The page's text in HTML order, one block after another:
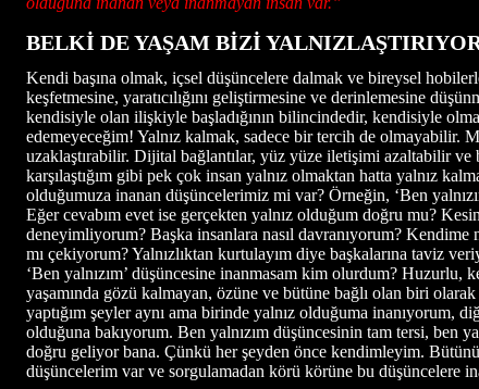
BELKİ DE YAŞAM BİZİ
Kendi başına olmak, içsel düşüncelere dalmak ve bireysel
keşfetmesine, yaratıcılığını geliştirmesine ve derinlemesine
kendisiyle olan ilişkiyle başladığının bilincindedir, kendisiyle
edemeyeceğim! Yalnız kalmak, sadece bir tercih de olmayabilir.
uzaklaştırabilir. Dijital bağlantılar, yüz yüze iletişimi azaltabilir
karşılaştığım gibi pek çok insan yalnız olmaktan hatta yalnız
olduğumuza inanan düşüncelerimiz mi var? Örneğin, ‘Ben
Eğer cevabım evet ise gerçekten yalnız olduğum doğru mu?
deneyimliyorum? Başka insanlara nasıl davranıyorum? Kendime
mı çekiyorum? Yalnızlıktan kurtulayım diye başkalarına taviz
‘Ben yalnızım’ düşüncesine inanmasam kim olurdum?
yaşamında gözü kalmayan, özüne ve bütüne bağlı olan biri
yaptığım şeyler aynı ama birinde yalnız olduğuma inanıyorum,
olduğuna bakıyorum. Ben yalnızım düşüncesinin tam tersi, ben
doğru geliyor bana. Çünkü her şeyden önce kendimleyim.
düşüncelerim var ve sorgulamadan körü körüne bu düşüncelere